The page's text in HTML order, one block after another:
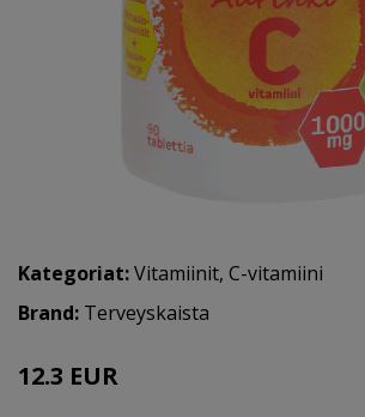
Kategoriat:Vitamiinit, C-vitamiini
Brand: Terveyskaista
12.3 EUR